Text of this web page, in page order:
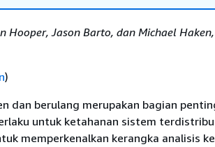
Hooper, Jason Barto, dan Michael
)
dan berulang merupakan bagian
untuk ketahanan sistem
memperkenalkan kerangka analisis